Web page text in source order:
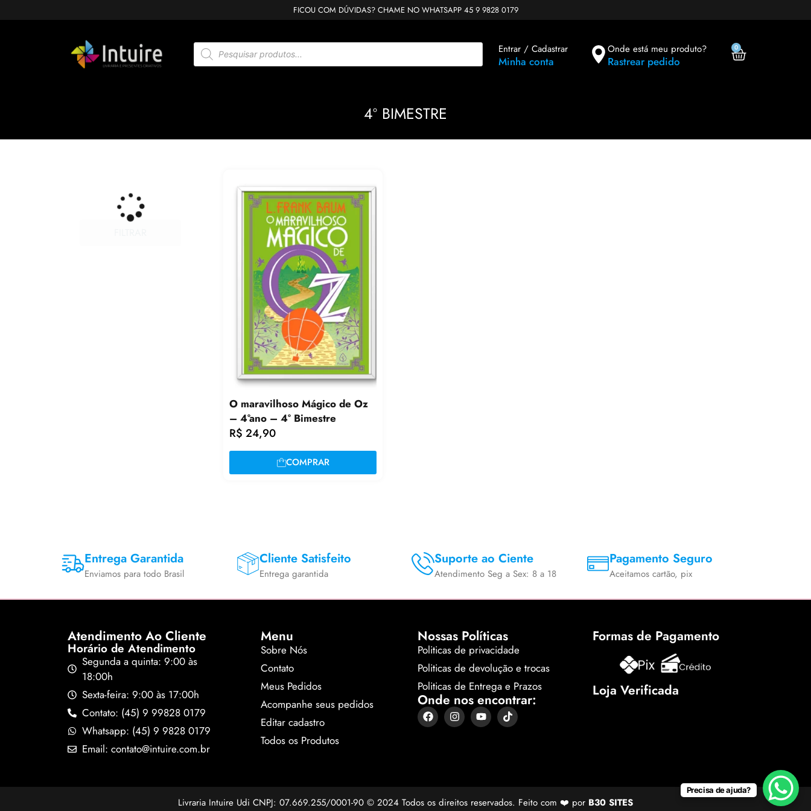
FICOU COM DÚVIDAS? CHAME NO WHATSAPP 45 9 9828 0179
Entrar / Cadastrar
Minha conta
Onde está meu produto?
Rastrear pedido
0
4º BIMESTRE
O maravilhoso Mágico de Oz
– 4°ano – 4° Bimestre
R$ 24,90
COMPRAR
Entrega Garantida
Enviamos para todo Brasil
Cliente Satisfeito
Entrega garantida
Suporte ao Ciente
Atendimento Seg a Sex: 8 a 18
Pagamento Seguro
Aceitamos cartão, pix
Atendimento Ao Cliente
Horário de Atendimento
Segunda a quinta: 9:00 às
18:00h
Sexta-feira: 9:00 às 17:00h
Contato: (45) 9 99828 0179
Whatsapp: (45) 9 9828 0179
Email: contato@intuire.com.br
Menu
Sobre Nós
Contato
Meus Pedidos
Acompanhe seus pedidos
Editar cadastro
Todos os Produtos
Nossas Políticas
Politicas de privacidade
Politicas de devolução e trocas
Politicas de Entrega e Prazos
Onde nos encontrar:
Formas de Pagamento
Loja Verificada
Livraria Intuire Udi CNPJ: 07.669.255/0001-90 © 2024 Todos os direitos reservados. Feito com ❤️ por B30 SITES
Precisa de ajuda?